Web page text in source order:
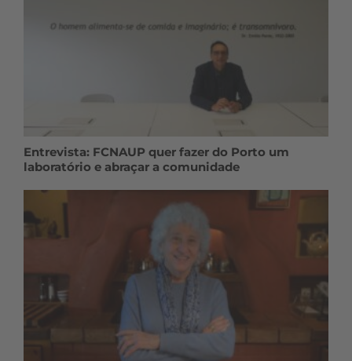
Entrevista: FCNAUP quer fazer do Porto um
laboratório e abraçar a comunidade